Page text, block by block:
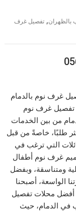
بالظهران,تفصيل غرف
غرف نوم بالدمام
تفصيل غرف نوم
من بين الخدمات
طلبًا، خاصةً من قبل
التي ترغب في
غرف نوم أطفال
ومتناسقة، وبفضل
الواسعة، أصبحنا
محلات تفصيل
في الدمام، حيث